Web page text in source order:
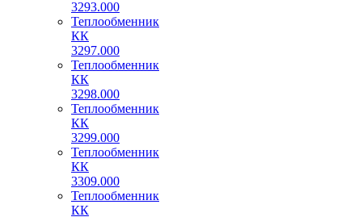
3293.000
Теплообменник
КК
3297.000
Теплообменник
КК
3298.000
Теплообменник
КК
3299.000
Теплообменник
КК
3309.000
Теплообменник
КК